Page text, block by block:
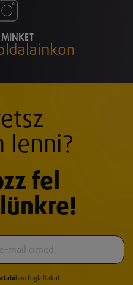
MINKET
lenni?
fel
ban foglaltakat.